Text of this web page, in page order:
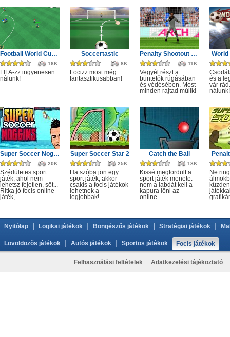
Football World Cup 2019
16K
FIFA-zz ingyenesen
nálunk!
Soccertastic
8K
Focizz most még
fantasztikusabban!
Penalty Shootout Game
11K
Vegyél részt a
büntetők rúgásában
és védésében. Most
minden rajtad múlik!
World
és a
vár
nálunk!
Super Soccer Noggins Xmas
20K
Szédületes sport
játék, ahol nem
lehetsz fejetlen, sőt...
Ritka jó focis online
játék,...
Super Soccer Star 2
25K
Ha szóba jön egy
sport játék, akkor
csakis a focis játékok
lehetnek a
legjobbak!...
Catch the Ball
18K
Kissé megfordult a
sport játék menete:
nem a labdát kell a
kapura lőni az
online...
Ne
Nyitólap Logikai játékok Böngészős játékok Stratégiai játékok
Lövöldözős játékok Autós játékok Sportos játékok Focis játékok
Felhasználási feltételek Adatkezelési tájékoztató